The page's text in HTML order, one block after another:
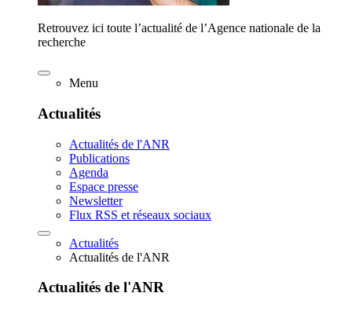
Retrouvez ici toute l’actualité de l’Agence nationale de la
recherche
Menu
Actualités
Actualités de l'ANR
Publications
Agenda
Espace presse
Newsletter
Flux RSS et réseaux sociaux
Actualités
Actualités de l'ANR
Actualités de l'ANR